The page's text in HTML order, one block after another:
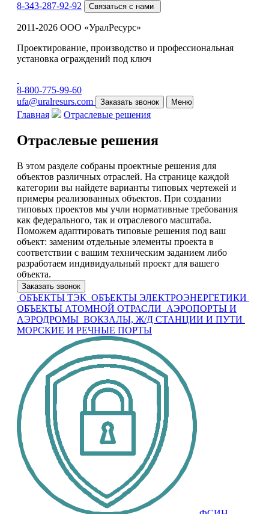
8-343-287-92-92
Связаться с нами
2011-2026 ООО «УралРесурс»
Проектирование, производство и профессиональная
установка ограждений под ключ
8-800-775-99-60
ufa@uralresurs.com
Заказать звонок Меню
Главная Отраслевые решения
Отраслевые решения
В этом разделе собраны проектные решения для
объектов различных отраслей. На странице каждой
категории вы найдете варианты типовых чертежей и
примеры реализованных объектов. При создании
типовых проектов мы учли нормативные требования
как федерального, так и отраслевого масштаба.
Поможем адаптировать типовые решения под ваш
объект: заменим отдельные элементы проекта в
соответствии с вашим техническим заданием либо
разработаем индивидуальный проект для вашего
объекта.
Заказать звонок
ОБЪЕКТЫ ТЭК ОБЪЕКТЫ ЭЛЕКТРОЭНЕРГЕТИКИ
ОБЪЕКТЫ АТОМНОЙ ОТРАСЛИ АЭРОПОРТЫ И
АЭРОДРОМЫ ВОКЗАЛЫ, Ж/Д СТАНЦИИ И ПУТИ
МОРСКИЕ И РЕЧНЫЕ ПОРТЫ